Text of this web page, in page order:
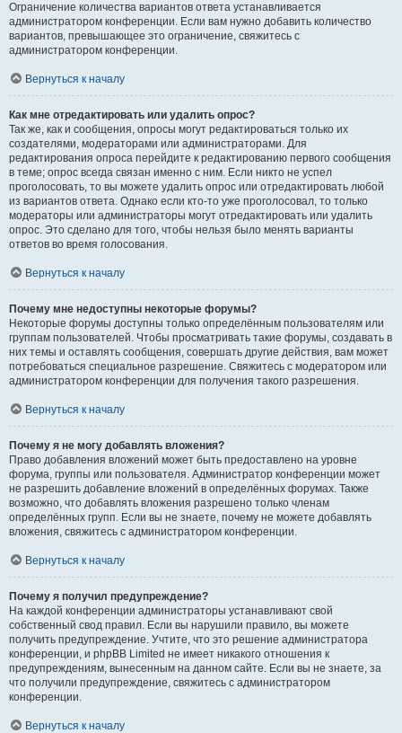
Ограничение количества вариантов ответа устанавливается
администратором конференции. Если вам нужно добавить количество
вариантов, превышающее это ограничение, свяжитесь с
администратором конференции.
Вернуться к началу
Как мне отредактировать или удалить опрос?
Так же, как и сообщения, опросы могут редактироваться только их
создателями, модераторами или администраторами. Для
редактирования опроса перейдите к редактированию первого сообщения
в теме; опрос всегда связан именно с ним. Если никто не успел
проголосовать, то вы можете удалить опрос или отредактировать любой
из вариантов ответа. Однако если кто-то уже проголосовал, то только
модераторы или администраторы могут отредактировать или удалить
опрос. Это сделано для того, чтобы нельзя было менять варианты
ответов во время голосования.
Вернуться к началу
Почему мне недоступны некоторые форумы?
Некоторые форумы доступны только определённым пользователям или
группам пользователей. Чтобы просматривать такие форумы, создавать в
них темы и оставлять сообщения, совершать другие действия, вам может
потребоваться специальное разрешение. Свяжитесь с модератором или
администратором конференции для получения такого разрешения.
Вернуться к началу
Почему я не могу добавлять вложения?
Право добавления вложений может быть предоставлено на уровне
форума, группы или пользователя. Администратор конференции может
не разрешить добавление вложений в определённых форумах. Также
возможно, что добавлять вложения разрешено только членам
определённых групп. Если вы не знаете, почему не можете добавлять
вложения, свяжитесь с администратором конференции.
Вернуться к началу
Почему я получил предупреждение?
На каждой конференции администраторы устанавливают свой
собственный свод правил. Если вы нарушили правило, вы можете
получить предупреждение. Учтите, что это решение администратора
конференции, и phpBB Limited не имеет никакого отношения к
предупреждениям, вынесенным на данном сайте. Если вы не знаете, за
что получили предупреждение, свяжитесь с администратором
конференции.
Вернуться к началу